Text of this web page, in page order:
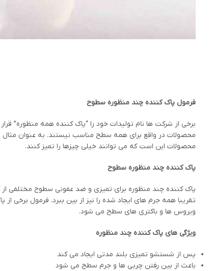
فرمول پاک کننده چند منظوره سطوح
برخی از شرکت ها نام تولیدات خود را “پاک کننده همه منظوره”
محصولات در واقع برای همه سطح مناسب نیستند. به عنوان
محصولات این است که می توانند خیلی چیزها را تمیز کنند.
پاک کننده چند منظوره سطوح
پاک کننده چند منظوره برای تمیزی و ضد عفونی سطوح مختلفی
تقریبا همه جرم های ایجاد شده را نیز از بین ببرد. فرمول برخی
ویروس ها و باکتری های سطح می شود.
ویژگی های پاک کننده چند منظوره
پس از شستشو تمیزی بلند مدتی ایجاد می کند
باعث از بین رفتن چربی ها و جرم سطح می شود